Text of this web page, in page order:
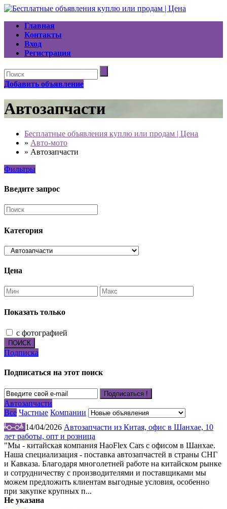
Главная
Контакты
Вход
Регистрация
Добавить объявление
Автозапчасти
Бесплатные объявления куплю или продам | Цена
» Авто-мото
» Автозапчасти
Фильтры
Введите запрос
Категория
Цена
Показать только
с фотографией
ПОИСК
Подписка
Подписаться на этот поиск
Подписаться !
Автозапчасти
Все Частные Компании
14/04/2026 Автозапчасти из Китая, офис в Шанхае, 10
лет работы, опт и розница
"Мы - китайская компания HaoFlex Cars с офисом в Шанхае.
Наша специализация - поставка автозапчастей в страны СНГ
и Кавказа. Благодаря многолетней работе на китайском рынке
и сотрудничеству с производителями и поставщиками мы
можем предложить клиентам выгодные условия, особенно
при закупке крупных п...
Не указана